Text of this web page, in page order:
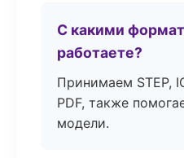
С какими
работаете?
Принимаем STEP,
PDF, также
модели.